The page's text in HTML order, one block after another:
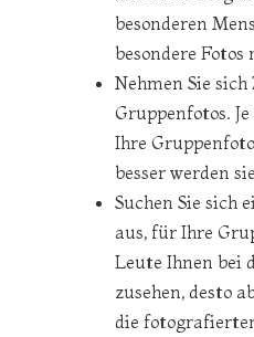
besonderen
besondere
Nehmen Sie
Gruppenfotos.
Ihre
besser werden
Suchen Sie sich
aus, für Ihre
Leute Ihnen bei
zusehen, desto
die